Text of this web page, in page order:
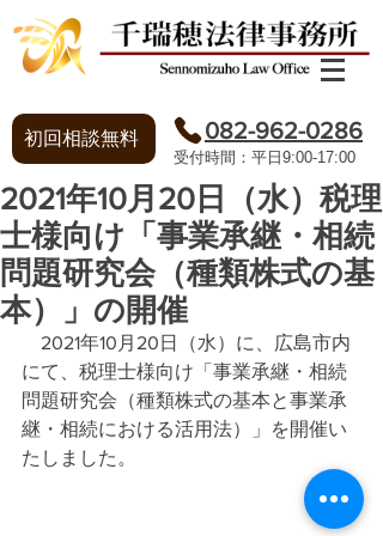
初回相談無料 082-962-0286
​受付時間：平日9:00-17:00
2021年10月20日（水）税理
士様向け「事業承継・相続
問題研究会（種類株式の基
本）」の開催
2021年10月20日（水）に、広島市内
にて、税理士様向け「事業承継・相続
問題研究会（種類株式の基本と事業承
継・相続における活用法）」を開催い
たしました。